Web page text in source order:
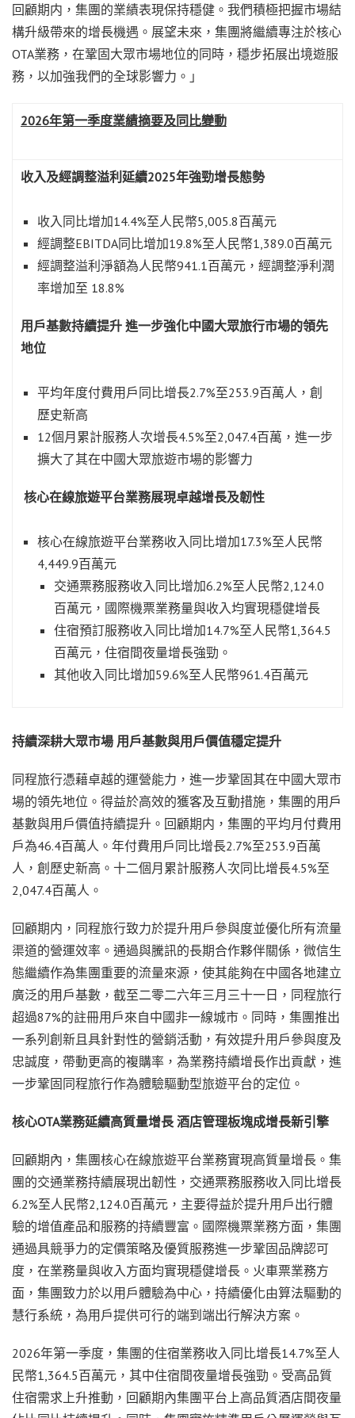
回顧期内，集團的業績表現保持穩健。我們積極把握市場結
構升級帶來的增長機遇。展望未來，集團將繼續專注於核心
OTA業務，在鞏固大眾市場地位的同時，穩步拓展出境遊服
務，以加強我們的全球影響力。」
2026年第一季度業績摘要及同比變動
收入及經調整溢利延續2025年強勁增長態勢
收入同比增加14.4%至人民幣5,005.8百萬元
經調整EBITDA同比增加19.8%至人民幣1,389.0百萬元
經調整溢利淨額為人民幣941.1百萬元，經調整淨利潤
率增加至 18.8%
用戶基數持續提升 進一步強化中國大眾旅行市場的領先
地位
平均年度付費用戶同比增長2.7%至253.9百萬人，創
歷史新高
12個月累計服務人次增長4.5%至2,047.4百萬，進一步
擴大了其在中國大眾旅遊市場的影響力
核心在線旅遊平台業務展現卓越增長及韌性
核心在線旅遊平台業務收入同比增加17.3%至人民幣
4,449.9百萬元
交通票務服務收入同比增加6.2%至人民幣2,124.0
百萬元，國際機票業務量與收入均實現穩健增長
住宿預訂服務收入同比增加14.7%至人民幣1,364.5
百萬元，住宿間夜量增長強勁。
其他收入同比增加59.6%至人民幣961.4百萬元
持續深耕大眾市場 用戶基數與用戶價值穩定提升
同程旅行憑藉卓越的運營能力，進一步鞏固其在中國大眾市
場的領先地位。得益於高效的獲客及互動措施，集團的用戶
基數與用戶價值持續提升。回顧期内，集團的平均月付費用
戶為46.4百萬人。年付費用戶同比增長2.7%至253.9百萬
人，創歷史新高。十二個月累計服務人次同比增長4.5%至
2,047.4百萬人。
回顧期内，同程旅行致力於提升用戶參與度並優化所有流量
渠道的營運效率。通過與騰訊的長期合作夥伴關係，微信生
態繼續作為集團重要的流量來源，使其能夠在中國各地建立
廣泛的用戶基數，截至二零二六年三月三十一日，同程旅行
超過87%的註冊用戶來自中國非一線城市。同時，集團推出
一系列創新且具針對性的營銷活動，有效提升用戶參與度及
忠誠度，帶動更高的複購率，為業務持續增長作出貢獻，進
一步鞏固同程旅行作為體驗驅動型旅遊平台的定位。
核心OTA業務延續高質量增長 酒店管理板塊成增長新引擎
回顧期內，集團核心在線旅遊平台業務實現高質量增長。集
團的交通業務持續展現出韌性，交通票務服務收入同比增長
6.2%至人民幣2,124.0百萬元，主要得益於提升用戶出行體
驗的增值產品和服務的持續豐富。國際機票業務方面，集團
通過具競爭力的定價策略及優質服務進一步鞏固品牌認可
度，在業務量與收入方面均實現穩健增長。火車票業務方
面，集團致力於以用戶體驗為中心，持續優化由算法驅動的
慧行系統，為用戶提供可行的端到端出行解決方案。
2026年第一季度，集團的住宿業務收入同比增長14.7%至人
民幣1,364.5百萬元，其中住宿間夜量增長強勁。受高品質
住宿需求上升推動，回顧期內集團平台上高品質酒店間夜量